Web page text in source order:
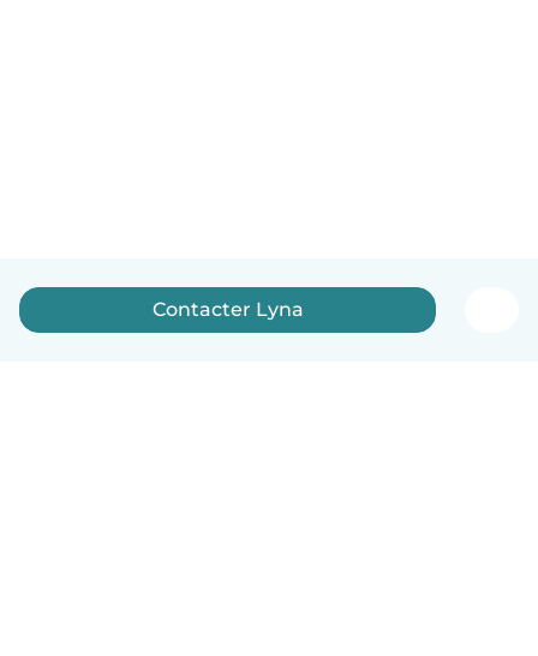
Contacter Lyna